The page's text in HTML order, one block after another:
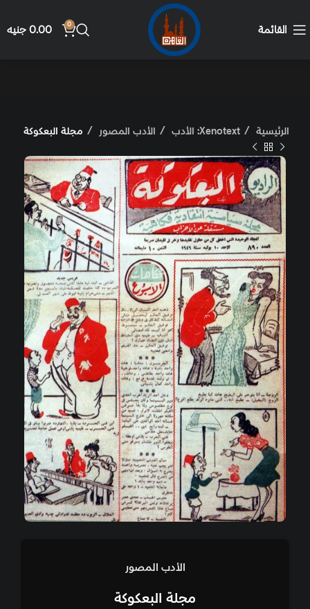
القائمة 0
0.00 جنيه
الرئيسية Xenotext: الأدب الأدب المصور مجلة البعكوكة
الأدب المصور
مجلة البعكوكة